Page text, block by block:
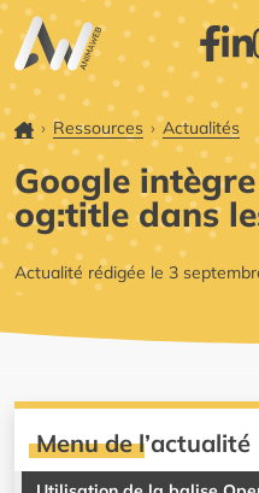
Accueil
Ressources Actualités
Google
og:title dans
Actualité rédigée le 3
Menu de l’actualité